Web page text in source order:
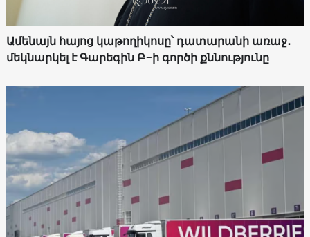
Ամենայն հայոց կաթողիկոսը՝ դատարանի առաջ․
մեկնարկել է Գարեգին Բ-ի գործի քննությունը